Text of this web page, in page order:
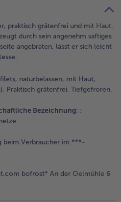
praktisch grätenfrei und mit Haut.
durch sein angenehm saftiges
angebraten, lässt er sich leicht
naturbelassen, mit Haut,
Praktisch grätenfrei. Tiefgefroren.
Bezeichnung: :
beim Verbraucher im ***-
bofrost* An der Oelmühle 6